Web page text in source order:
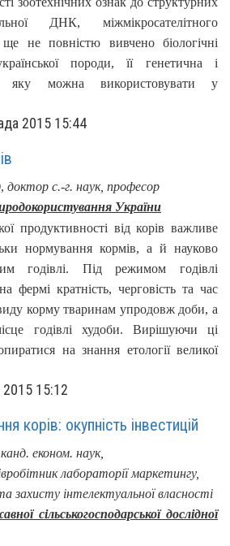
ДНК, міжмікросателітного
не повністю вивчено біологічні
породи, її генетична і
яку можна використовувати у
2015 15:44
, доктор с.-г. наук, професор
України
продуктивності від корів важливе
нормування кормів, а й науково
годівлі. Під режимом годівлі
фермі кратність, черговість та час
корму тваринам упродовж доби, а
годівлі худоби. Вирішуючи ці
на знання етології великої
15:12
корів: окупність інвестицій
канд. економ. наук,
лабораторії маркетингу,
захисту інтелектуальної власності
сільськогосподарської дослідної